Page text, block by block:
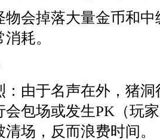
物会掉落大量金币和
耗。
：由于名声在外，猪
会包场或发生PK（玩
场，反而浪费时间。